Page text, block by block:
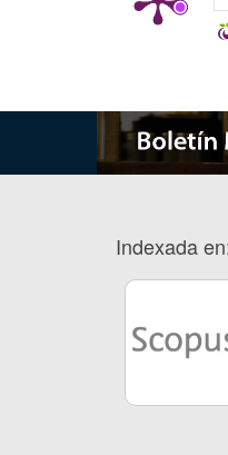
Indexada